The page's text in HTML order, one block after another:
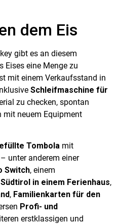
dem Eis
gibt es an diesem
Eises eine Menge zu
mit einem Verkaufsstand in
Schleifmaschine für
zu checken, spontan
mit neuem Equipment
Tombola mit
unter anderem einer
Switch, einem
in einem Ferienhaus,
, Familienkarten für den
Profi- und
erstklassigen und